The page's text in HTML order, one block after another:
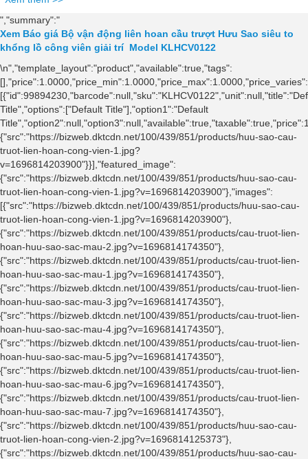
","summary":"
Xem Báo giá Bộ vận động liên hoan cầu trượt Hưu Sao siêu to
khổng lồ công viên giải trí Model KLHCV0122
\n","template_layout":"product","available":true,"tags":
Title","options":["Default Title"],"option1":"Default
{"src":"https://bizweb.dktcdn.net/100/439/851/products/huu-sao-cau-
truot-lien-hoan-cong-vien-1.jpg?
v=1696814203900"}}],"featured_image":
{"src":"https://bizweb.dktcdn.net/100/439/851/products/huu-sao-cau-
truot-lien-hoan-cong-vien-1.jpg?v=1696814203900"},"images":
[{"src":"https://bizweb.dktcdn.net/100/439/851/products/huu-sao-cau-
truot-lien-hoan-cong-vien-1.jpg?v=1696814203900"},
{"src":"https://bizweb.dktcdn.net/100/439/851/products/cau-truot-lien-
hoan-huu-sao-sac-mau-2.jpg?v=1696814174350"},
{"src":"https://bizweb.dktcdn.net/100/439/851/products/cau-truot-lien-
hoan-huu-sao-sac-mau-1.jpg?v=1696814174350"},
{"src":"https://bizweb.dktcdn.net/100/439/851/products/cau-truot-lien-
hoan-huu-sao-sac-mau-3.jpg?v=1696814174350"},
{"src":"https://bizweb.dktcdn.net/100/439/851/products/cau-truot-lien-
hoan-huu-sao-sac-mau-4.jpg?v=1696814174350"},
{"src":"https://bizweb.dktcdn.net/100/439/851/products/cau-truot-lien-
hoan-huu-sao-sac-mau-5.jpg?v=1696814174350"},
{"src":"https://bizweb.dktcdn.net/100/439/851/products/cau-truot-lien-
hoan-huu-sao-sac-mau-6.jpg?v=1696814174350"},
{"src":"https://bizweb.dktcdn.net/100/439/851/products/cau-truot-lien-
hoan-huu-sao-sac-mau-7.jpg?v=1696814174350"},
{"src":"https://bizweb.dktcdn.net/100/439/851/products/huu-sao-cau-
truot-lien-hoan-cong-vien-2.jpg?v=1696814125373"},
{"src":"https://bizweb.dktcdn.net/100/439/851/products/huu-sao-cau-